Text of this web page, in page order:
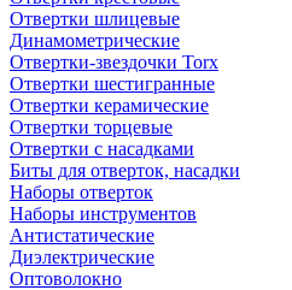
Отвертки шлицевые
Динамометрические
Отвертки-звездочки Torx
Отвертки шестигранные
Отвертки керамические
Отвертки торцевые
Отвертки с насадками
Биты для отверток, насадки
Наборы отверток
Наборы инструментов
Антистатические
Диэлектрические
Оптоволокно